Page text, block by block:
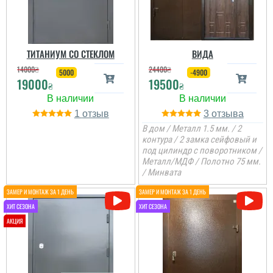
ТИТАНИУМ СО СТЕКЛОМ
14000₴
19000₴
5000
1
ВИДА
24400₴
19500₴
-4900
3
В дом / Металл 1.5 мм. / 2
контура / 2 замка сейфовый и
под цилиндр с поворотником /
Металл/МДФ / Полотно 75 мм.
/ Минвата